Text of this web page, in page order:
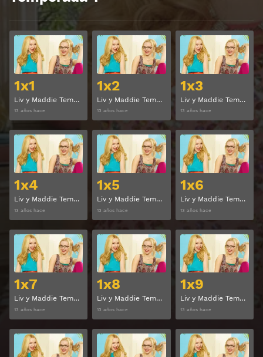
1x1
Liv y Maddie Temporada 1 Capitulo 1
13 años hace
Ver
1x2
Liv y Maddie Temporada 1 Capitulo 2
13 años hace
Ver
1x3
Liv y Maddie Temporada 1 Capitulo 3
13 años hace
1x4
Liv y Maddie Temporada 1 Capitulo 4
13 años hace
Ver
1x5
Liv y Maddie Temporada 1 Capitulo 5
13 años hace
Ver
1x6
Liv y Maddie Temporada 1 Capitulo 6
13 años hace
1x7
Liv y Maddie Temporada 1 Capitulo 7
13 años hace
Ver
1x8
Liv y Maddie Temporada 1 Capitulo 8
13 años hace
Ver
1x9
Liv y Maddie Temporada 1 Capitulo 9
13 años hace
Ver Ver